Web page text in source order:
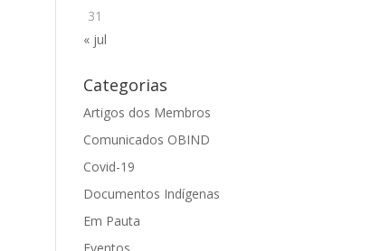
31
« jul
Categorias
Artigos dos Membros
Comunicados OBIND
Covid-19
Documentos Indígenas
Em Pauta